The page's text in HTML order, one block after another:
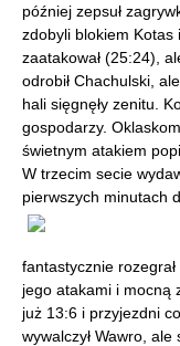
później zepsuł
zdobyli blokiem Kotas
zaatakował (25:24),
odrobił Chachulski,
hali sięgnęły zenitu.
gospodarzy.
świetnym atakiem
W trzecim secie
pierwszych minutach
fantastycznie
jego atakami i mocną
już 13:6 i przyjezdni
wywalczył Wawro,